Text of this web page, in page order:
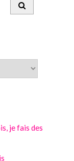
je fais des